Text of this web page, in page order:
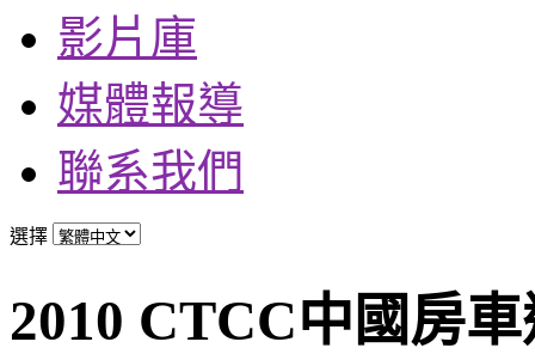
影片庫
媒體報導
聯系我們
選擇
2010 CTCC中國房